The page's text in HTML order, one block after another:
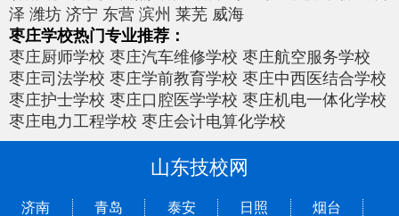
泽 潍坊 济宁 东营 滨州 莱芜 威海
枣庄学校热门专业推荐：
枣庄厨师学校 枣庄汽车维修学校 枣庄航空服务学校
枣庄司法学校 枣庄学前教育学校 枣庄中西医结合学校
枣庄护士学校 枣庄口腔医学学校 枣庄机电一体化学校
枣庄电力工程学校 枣庄会计电算化学校
山东技校网
济南 青岛 泰安 日照 烟台